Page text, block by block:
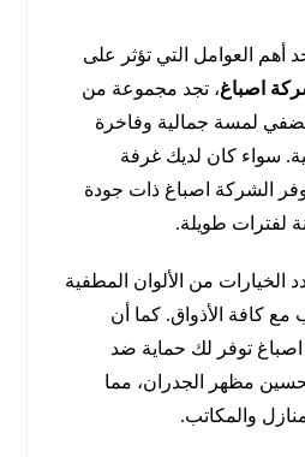
أهم العوامل التي تؤثر على
اصباغ، تجد مجموعة من
تضفي لمسة جمالية وفاخرة
سواء كان لديك غرفة
الشركة اصباغ ذات جودة
لفترات طويلة.
الخيارات من الألوان المطفية
مع كافة الأذواق. كما أن
اصباغ توفر لك حماية ضد
مظهر الجدران، مما
والمكاتب.